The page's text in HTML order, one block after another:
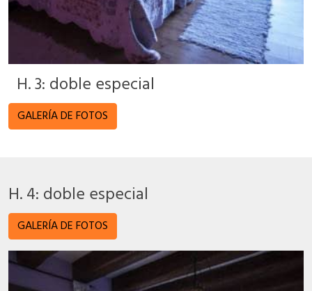
H. 3: doble especial
GALERÍA DE FOTOS
H. 4: doble especial
GALERÍA DE FOTOS